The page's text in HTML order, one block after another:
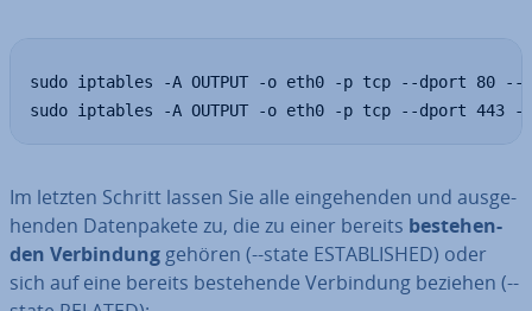
sudo iptables -A OUTPUT -o eth0 -p tcp --dport 80 --
sudo iptables -A OUTPUT -o eth0 -p tcp --dport 443 --
Im letzten Schritt lassen Sie alle ein­ge­hen­den und aus­ge­
hen­den Da­ten­pa­ke­te zu, die zu einer bereits be­stehen­
den Ver­bin­dung gehören (--state ES­TAB­LISHED) oder
sich auf eine bereits be­stehen­de Ver­bin­dung beziehen (--